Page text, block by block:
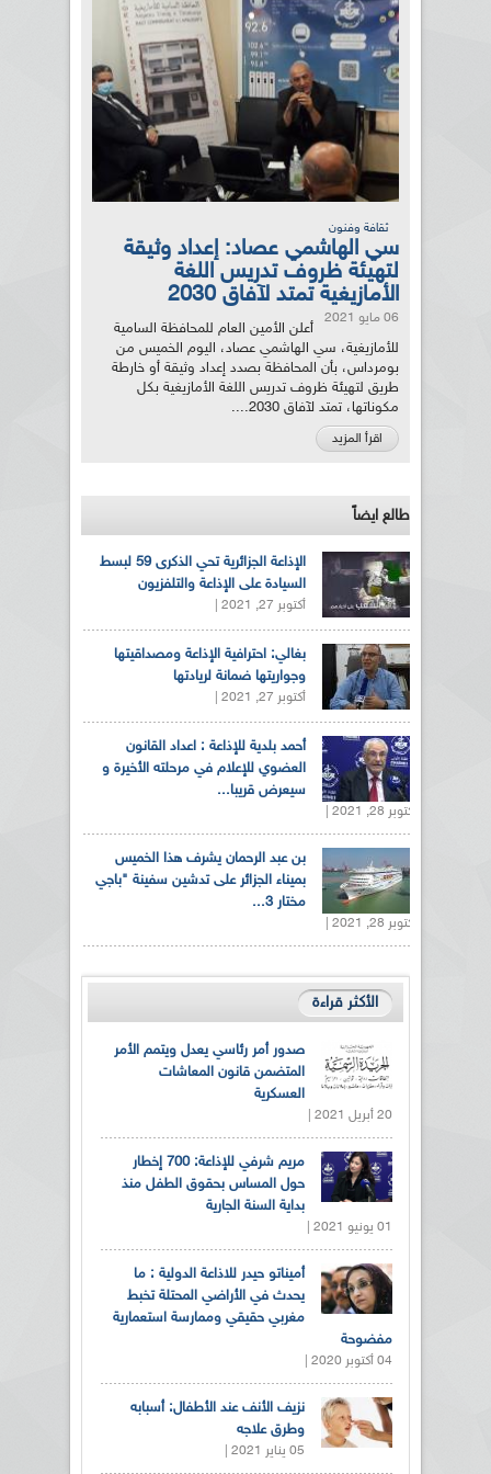
ثقافة وفنون
سي الهاشمي عصاد: إعداد وثيقة
لتهيئة ظروف تدريس اللغة
الأمازيغية تمتد لآفاق 2030
06 مايو 2021
أعلن الأمين العام للمحافظة السامية
للأمازيغية، سي الهاشمي عصاد، اليوم الخميس من
بومرداس، بأن المحافظة بصدد إعداد وثيقة أو خارطة
طريق لتهيئة ظروف تدريس اللغة الأمازيغية بكل
مكوناتها، تمتد لآفاق 2030....
اقرأ المزيد
طالع ايضاً
الإذاعة الجزائرية تحي الذكرى 59 لبسط
السيادة على الإذاعة والتلفزيون
أكتوبر 27, 2021 |
بغالي: احترافية الإذاعة ومصداقيتها
وجواريتها ضمانة لريادتها
أكتوبر 27, 2021 |
أحمد بلدية للإذاعة : اعداد القانون
العضوي للإعلام في مرحلته الأخيرة و
سيعرض قريبا...
أكتوبر 28, 2021 |
بن عبد الرحمان يشرف هذا الخميس
بميناء الجزائر على تدشين سفينة "باجي
مختار 3...
أكتوبر 28, 2021 |
الأكثر قراءة
صدور أمر رئاسي يعدل ويتمم الأمر
المتضمن قانون المعاشات
العسكرية
20 أبريل 2021 |
مريم شرفي للإذاعة: 700 إخطار
حول المساس بحقوق الطفل منذ
بداية السنة الجارية
01 يونيو 2021 |
أميناتو حيدر للاذاعة الدولية : ما
يحدث في الأراضي المحتلة تخبط
مغربي حقيقي وممارسة استعمارية
مفضوحة
04 أكتوبر 2020 |
نزيف الأنف عند الأطفال: أسبابه
وطرق علاجه
05 يناير 2021 |